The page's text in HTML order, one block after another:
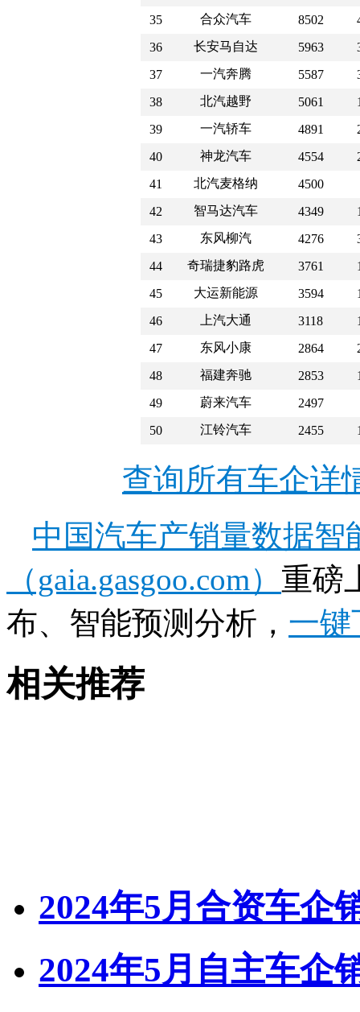
35 合众汽车 8502
36
长安马自达 5963
37
一汽奔腾 5587
38
北汽越野 5061
39
一汽轿车 4891
40
神龙汽车 4554
41
北汽麦格纳 4500
42
智马达汽车 4349
43
东风柳汽 4276
44
奇瑞捷豹路虎 3761
45
大运新能源 3594
46
上汽大通 3118
47
东风小康 2864
48
福建奔驰 2853
49
蔚来汽车 2497
50
江铃汽车 2455
查询所有车企详
中国汽车产销量数据
（gaia.gasgoo.com） 重磅
布、智能预测分析， 一键
相关推荐
2024年5月合资车企
2024年5月自主车企